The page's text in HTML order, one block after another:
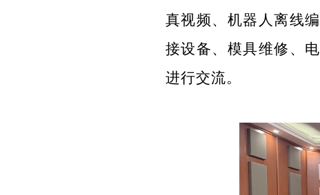
真视频、机器人离线
接设备、模具维修、
进行交流。